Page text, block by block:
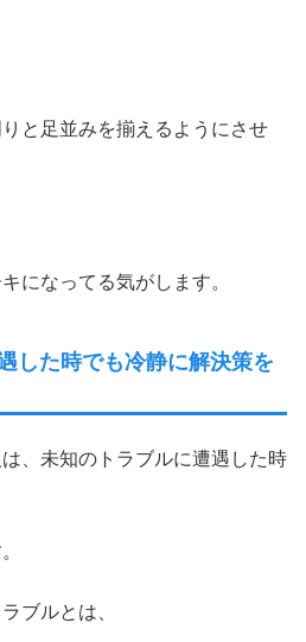
と足並みを揃えるようにさせ
になってる気がします。
した時でも冷静に解決策を
、未知のトラブルに遭遇した時
ブルとは、